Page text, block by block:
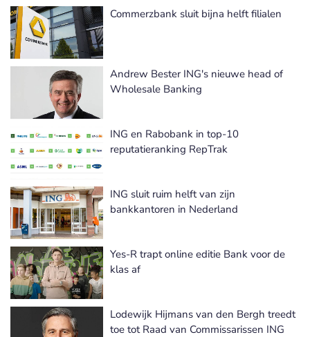
Commerzbank sluit bijna helft filialen
Andrew Bester ING's nieuwe head of
Wholesale Banking
ING en Rabobank in top-10
reputatieranking RepTrak
ING sluit ruim helft van zijn
bankkantoren in Nederland
Yes-R trapt online editie Bank voor de
klas af
Lodewijk Hijmans van den Bergh treedt
toe tot Raad van Commissarissen ING